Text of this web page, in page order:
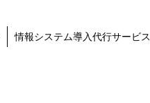
情報システム導入代行サービス